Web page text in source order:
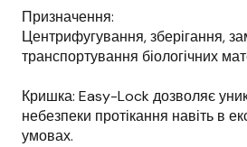
Призначення:
Центрифугування, зберігання,
транспортування біологічних
Кришка: Easy-Lock дозволяє
небезпеки протікання навіть в
умовах.